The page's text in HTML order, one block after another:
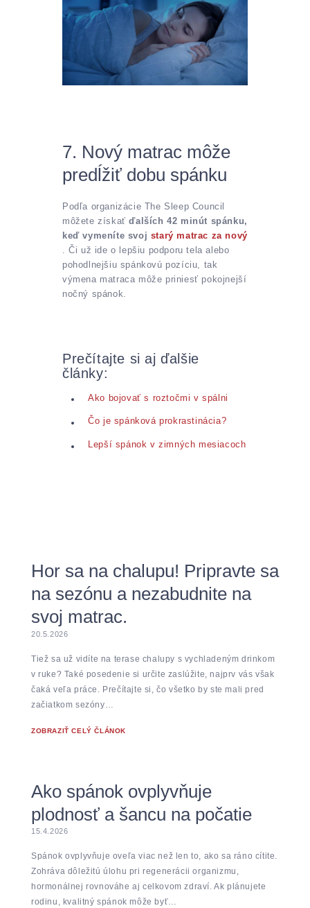
7. Nový matrac môže
predĺžiť dobu spánku
Podľa organizácie The Sleep Council
môžete získaťďalších 42 minút spánku,
keď vymeníte svoj starý matrac za nový
. Či už ide o lepšiu podporu tela alebo
pohodlnejšiu spánkovú pozíciu, tak
výmena matraca môže priniesť pokojnejší
nočný spánok.
Prečítajte si aj ďalšie
články:
Ako bojovať s roztočmi v spálni
Čo je spánková prokrastinácia?
Lepší spánok v zimných mesiacoch
Hor sa na chalupu! Pripravte sa
na sezónu a nezabudnite na
svoj matrac.
20.5.2026
Tiež sa už vidíte na terase chalupy s vychladeným drinkom
v ruke? Také posedenie si určite zaslúžite, najprv vás však
čaká veľa práce. Prečítajte si, čo všetko by ste mali pred
začiatkom sezóny…
ZOBRAZIŤ CELÝ ČLÁNOK
Ako spánok ovplyvňuje
plodnosť a šancu na počatie
15.4.2026
Spánok ovplyvňuje oveľa viac než len to, ako sa ráno cítite.
Zohráva dôležitú úlohu pri regenerácii organizmu,
hormonálnej rovnováhe aj celkovom zdraví. Ak plánujete
rodinu, kvalitný spánok môže byť…